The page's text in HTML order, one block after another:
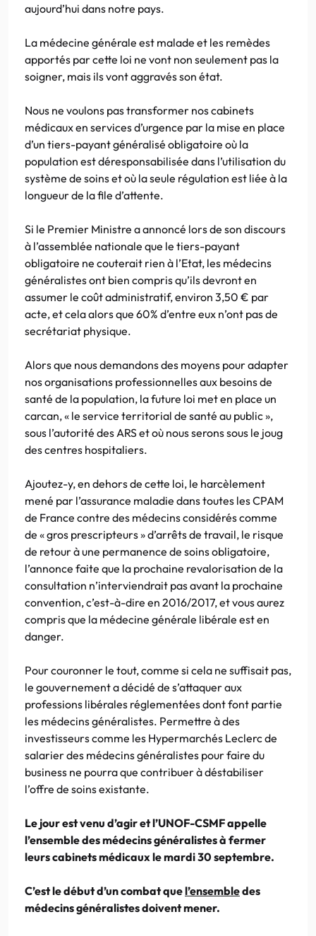
aujourd’hui dans notre pays.
La médecine générale est malade et les remèdes
apportés par cette loi ne vont non seulement pas la
soigner, mais ils vont aggravés son état.
Nous ne voulons pas transformer nos cabinets
médicaux en services d’urgence par la mise en place
d’un tiers-payant généralisé obligatoire où la
population est déresponsabilisée dans l’utilisation du
système de soins et où la seule régulation est liée à la
longueur de la file d’attente.
Si le Premier Ministre a annoncé lors de son discours
à l’assemblée nationale que le tiers-payant
obligatoire ne couterait rien à l’Etat, les médecins
généralistes ont bien compris qu’ils devront en
assumer le coût administratif, environ 3,50 € par
acte, et cela alors que 60% d’entre eux n’ont pas de
secrétariat physique.
Alors que nous demandons des moyens pour adapter
nos organisations professionnelles aux besoins de
santé de la population, la future loi met en place un
carcan, « le service territorial de santé au public »,
sous l’autorité des ARS et où nous serons sous le joug
des centres hospitaliers.
Ajoutez-y, en dehors de cette loi, le harcèlement
mené par l’assurance maladie dans toutes les CPAM
de France contre des médecins considérés comme
de « gros prescripteurs » d’arrêts de travail, le risque
de retour à une permanence de soins obligatoire,
l’annonce faite que la prochaine revalorisation de la
consultation n’interviendrait pas avant la prochaine
convention, c’est-à-dire en 2016/2017, et vous aurez
compris que la médecine générale libérale est en
danger.
Pour couronner le tout, comme si cela ne suffisait pas,
le gouvernement a décidé de s’attaquer aux
professions libérales réglementées dont font partie
les médecins généralistes. Permettre à des
investisseurs comme les Hypermarchés Leclerc de
salarier des médecins généralistes pour faire du
business ne pourra que contribuer à déstabiliser
l’offre de soins existante.
Le jour est venu d’agir et l’UNOF-CSMF appelle
l’ensemble des médecins généralistes à fermer
leurs cabinets médicaux le mardi 30 septembre.
C’est le début d’un combat quel’ensembledes
médecins généralistes doivent mener.